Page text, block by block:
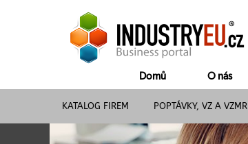
Domů O nás
KATALOG FIREM POPTÁVKY, VZ A VZMR